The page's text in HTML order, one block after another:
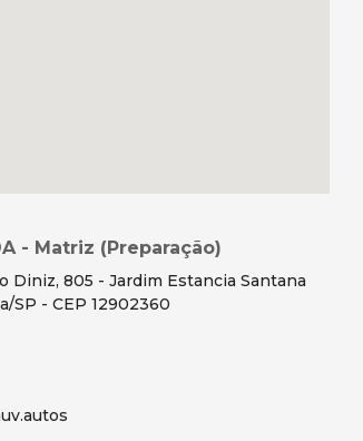
- Matriz (Preparação)
Diniz, 805 - Jardim Estancia Santana
SP - CEP 12902360